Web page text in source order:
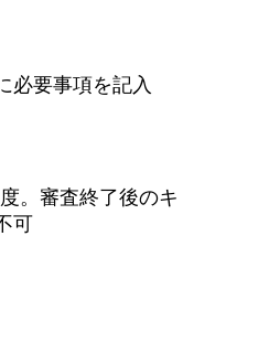
要事項を記入
。 審査終了後のキ
可